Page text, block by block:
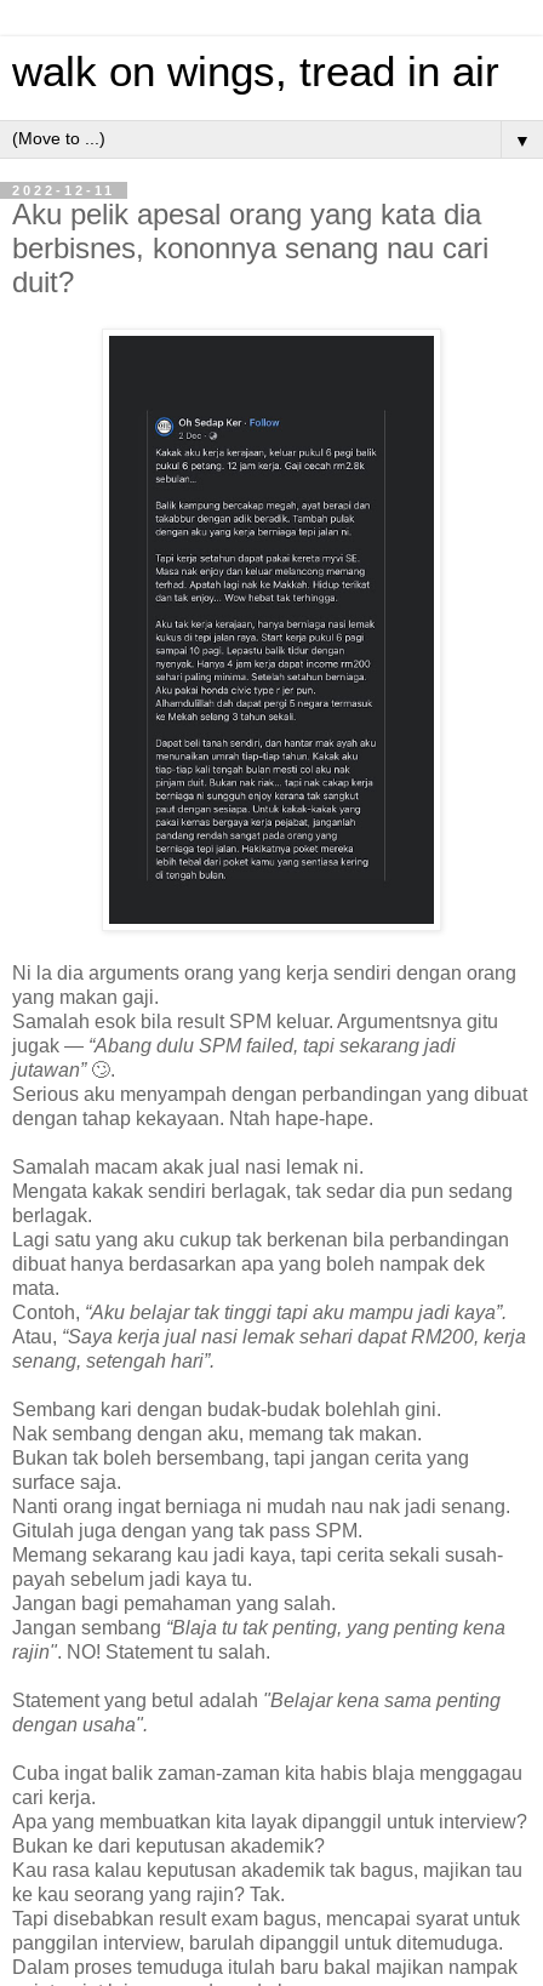
walk on wings, tread in air
▼
2022-12-11
Aku pelik apesal orang yang kata dia
berbisnes, kononnya senang nau cari
duit?
Ni la dia arguments orang yang kerja sendiri dengan orang
yang makan gaji.
Samalah esok bila result SPM keluar. Argumentsnya gitu
jugak — “Abang dulu SPM failed, tapi sekarang jadi
jutawan”🙄.
Serious aku menyampah dengan perbandingan yang dibuat
dengan tahap kekayaan. Ntah hape-hape.
Samalah macam akak jual nasi lemak ni.
Mengata kakak sendiri berlagak, tak sedar dia pun sedang
berlagak.
Lagi satu yang aku cukup tak berkenan bila perbandingan
dibuat hanya berdasarkan apa yang boleh nampak dek
mata.
Contoh, “Aku belajar tak tinggi tapi aku mampu jadi kaya”.
Atau, “Saya kerja jual nasi lemak sehari dapat RM200, kerja
senang, setengah hari”.
Sembang kari dengan budak-budak bolehlah gini.
Nak sembang dengan aku, memang tak makan.
Bukan tak boleh bersembang, tapi jangan cerita yang
surface saja.
Nanti orang ingat berniaga ni mudah nau nak jadi senang.
Gitulah juga dengan yang tak pass SPM.
Memang sekarang kau jadi kaya, tapi cerita sekali susah-
payah sebelum jadi kaya tu.
Jangan bagi pemahaman yang salah.
Jangan sembang “Blaja tu tak penting, yang penting kena
rajin". NO! Statement tu salah.
Statement yang betul adalah "Belajar kena sama penting
dengan usaha".
Cuba ingat balik zaman-zaman kita habis blaja menggagau
cari kerja.
Apa yang membuatkan kita layak dipanggil untuk interview?
Bukan ke dari keputusan akademik?
Kau rasa kalau keputusan akademik tak bagus, majikan tau
ke kau seorang yang rajin? Tak.
Tapi disebabkan result exam bagus, mencapai syarat untuk
panggilan interview, barulah dipanggil untuk ditemuduga.
Dalam proses temuduga itulah baru bakal majikan nampak